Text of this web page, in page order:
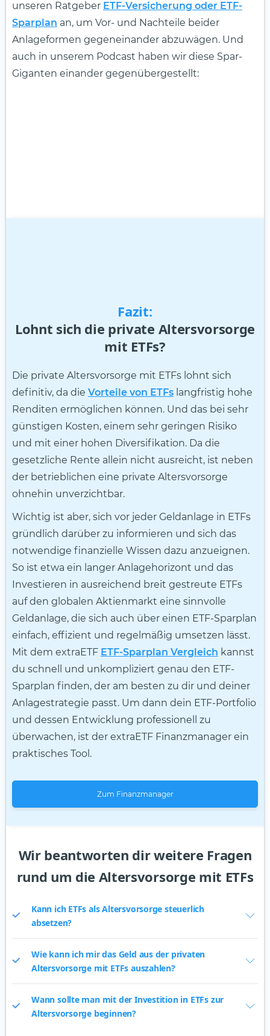
unseren Ratgeber ETF-Versicherung oder ETF-
Sparplan an, um Vor- und Nachteile beider
Anlageformen gegeneinander abzuwägen. Und
auch in unserem Podcast haben wir diese Spar-
Giganten einander gegenübergestellt:
Fazit:
Lohnt sich die private Altersvorsorge
mit ETFs?
Die private Altersvorsorge mit ETFs lohnt sich
definitiv, da die Vorteile von ETFs langfristig hohe
Renditen ermöglichen können. Und das bei sehr
günstigen Kosten, einem sehr geringen Risiko
und mit einer hohen Diversifikation. Da die
gesetzliche Rente allein nicht ausreicht, ist neben
der betrieblichen eine private Altersvorsorge
ohnehin unverzichtbar.
Wichtig ist aber, sich vor jeder Geldanlage in ETFs
gründlich darüber zu informieren und sich das
notwendige finanzielle Wissen dazu anzueignen.
So ist etwa ein langer Anlagehorizont und das
Investieren in ausreichend breit gestreute ETFs
auf den globalen Aktienmarkt eine sinnvolle
Geldanlage, die sich auch über einen ETF-Sparplan
einfach, effizient und regelmäßig umsetzen lässt.
Mit dem extraETF ETF-Sparplan Vergleich kannst
du schnell und unkompliziert genau den ETF-
Sparplan finden, der am besten zu dir und deiner
Anlagestrategie passt. Um dann dein ETF-Portfolio
und dessen Entwicklung professionell zu
überwachen, ist der extraETF Finanzmanager ein
praktisches Tool.
Zum Finanzmanager
Wir beantworten dir weitere Fragen
rund um die Altersvorsorge mit ETFs
Kann ich ETFs als Altersvorsorge steuerlich
absetzen?
Wie kann ich mir das Geld aus der privaten
Altersvorsorge mit ETFs auszahlen?
Wann sollte man mit der Investition in ETFs zur
Altersvorsorge beginnen?